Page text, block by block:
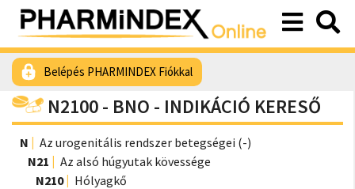
Belépés PHARMINDEX Fiókkal
N2100 - BNO - INDIKÁCIÓ KERESŐ
N
Az urogenitális rendszer betegségei (-)
N21
Az alsó húgyutak kövessége
N210
Hólyagkő